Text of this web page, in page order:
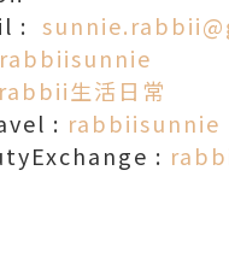
:
rabbiisunnie
rabbii生活日常
: rabbiisunnie
: